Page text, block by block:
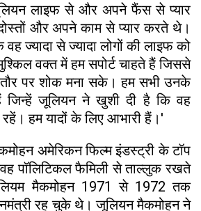
लाइफ से और अपने फैंस से प्यार
और अपने काम से प्यार करते थे।
ज्यादा से ज्यादा लोगों की लाइफ को
वक्त में हम सपोर्ट चाहते हैं जिससे
तौर पर शोक मना सके। हम सभी उनके
जिन्हें जूलियन ने खुशी दी है कि वह
हम यादों के लिए आभारी हैं।'
अमेरिकन फिल्म इंडस्ट्री के टॉप
पॉलिटिकल फैमिली से ताल्लुक रखते
मैकमोहन 1971 से 1972 तक
रह चुके थे। जूलियन मैकमोहन ने